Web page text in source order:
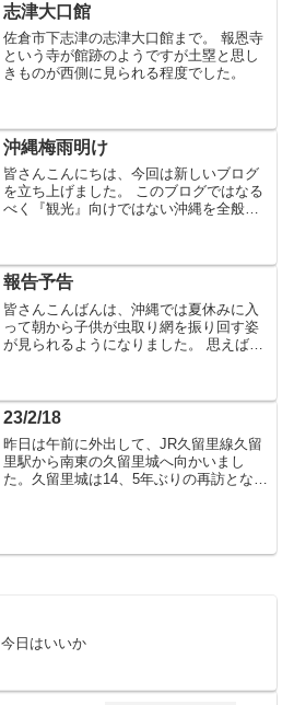
志津大口館
佐倉市下志津の志津大口館まで。 報恩寺
という寺が館跡のようですが土塁と思し
きものが西側に見られる程度でした。
沖縄梅雨明け
皆さんこんにちは、今回は新しいブログ
を立ち上げました。 このブログではなる
べく『観光』向けではない沖縄を全般的
雨がパラついたりしたのに、今日は曇り
がちながらも晴天とい...
報告予告
皆さんこんばんは、沖縄では夏休みに入
って朝から子供が虫取り網を振り回す姿
が見られるようになりました。 思えば自
く、このたび自分も夏休み...
23/2/18
昨日は午前に外出して、JR久留里線久留
里駅から南東の久留里城へ向かいまし
た。久留里城は14、5年ぶりの再訪となり
今日はいいか